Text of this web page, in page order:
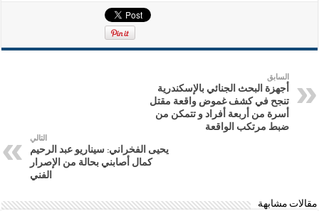
السابق
أجهزة البحث الجنائي بالإسكندرية
تنجح في كشف غموض واقعة مقتل
أسرة من أربعة أفراد و تتمكن من
ضبط مرتكب الواقعة
التالي
يحيى الفخراني: سيناريو عبد الرحيم
كمال أصابني بحالة من الإصرار
الفني
مقالات مشابهة